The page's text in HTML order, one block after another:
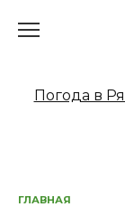
Погода в
ГЛАВНАЯ